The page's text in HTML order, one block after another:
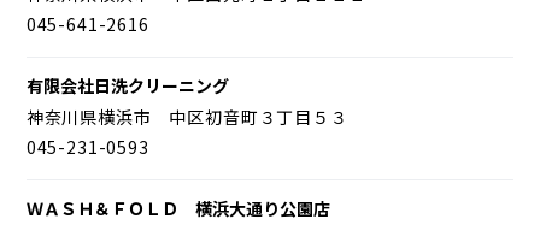
045-641-2616
有限会社日洗クリーニング
神奈川県横浜市 中区初音町３丁目５３
045-231-0593
ＷＡＳＨ＆ＦＯＬＤ 横浜大通り公園店